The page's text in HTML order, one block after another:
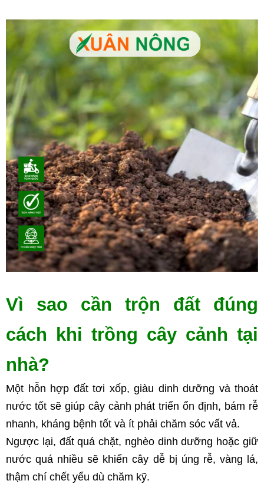
Vì sao cần trộn đất đúng
cách khi trồng cây cảnh tại
nhà?
Một hỗn hợp đất tơi xốp, giàu dinh dưỡng và thoát
nước tốt sẽ giúp cây cảnh phát triển ổn định, bám rễ
nhanh, kháng bệnh tốt và ít phải chăm sóc vất vả.
Ngược lại, đất quá chặt, nghèo dinh dưỡng hoặc giữ
nước quá nhiều sẽ khiến cây dễ bị úng rễ, vàng lá,
thậm chí chết yểu dù chăm kỹ.